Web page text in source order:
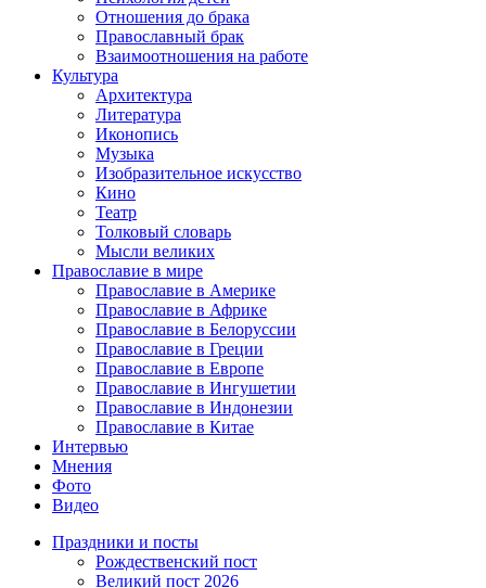
Отношения до брака
Православный брак
Взаимоотношения на работе
Культура
Архитектура
Литература
Иконопись
Музыка
Изобразительное искусство
Кино
Театр
Толковый словарь
Мысли великих
Православие в мире
Православие в Америке
Православие в Африке
Православие в Белоруссии
Православие в Греции
Православие в Европе
Православие в Ингушетии
Православие в Индонезии
Православие в Китае
Интервью
Мнения
Фото
Видео
Праздники и посты
Рождественский пост
Великий пост 2026